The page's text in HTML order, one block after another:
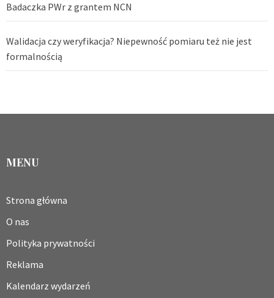
Badaczka PWr z grantem NCN
Walidacja czy weryfikacja? Niepewność pomiaru też nie jest
formalnością
MENU
Strona główna
O nas
Polityka prywatności
Reklama
Kalendarz wydarzeń